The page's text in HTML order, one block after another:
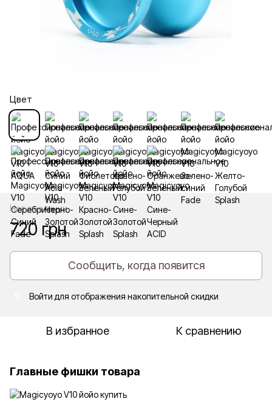
Цвет
Нет в наличии
720 грн
Сообщить, когда появится
Войти для отображения накопительной скидки
В избранное К сравнению
Главные фишки товара